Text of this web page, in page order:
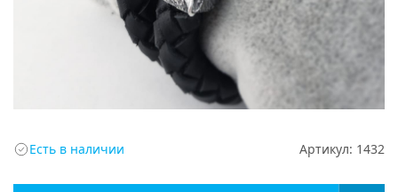
Есть в наличии Артикул: 1432